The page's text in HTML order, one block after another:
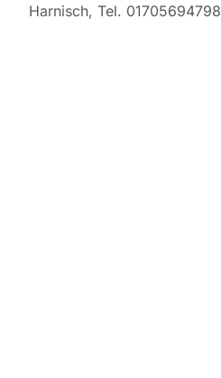
Harnisch, Tel. 01705694798